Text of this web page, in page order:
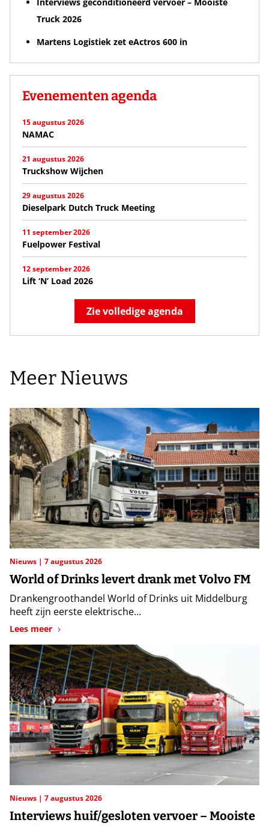
Truck 2026
Martens Logistiek zet eActros 600 in
Evenementen agenda
15 augustus 2026
NAMAC
21 augustus 2026
Truckshow Wijchen
29 augustus 2026
Dieselpark Dutch Truck Meeting
11 september 2026
Fuelpower Festival
12 september 2026
Lift ‘N’ Load 2026
Zie volledige agenda
Meer Nieuws
Nieuws 7 augustus 2026
World of Drinks levert drank met Volvo FM
Drankengroothandel World of Drinks uit Middelburg
heeft zijn eerste elektrische...
Lees meer
Nieuws 7 augustus 2026
Interviews huif/gesloten vervoer – Mooiste